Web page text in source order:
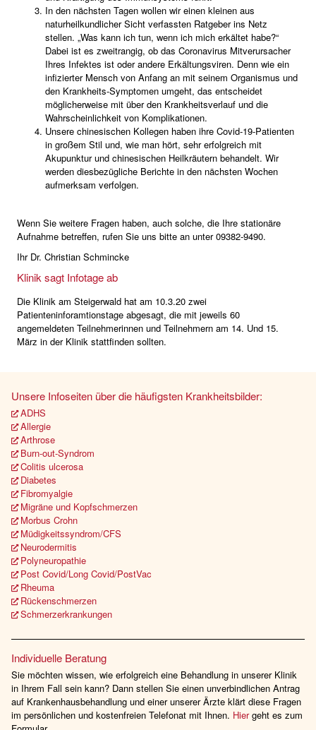
In den nächsten Tagen wollen wir einen kleinen aus
naturheilkundlicher Sicht verfassten Ratgeber ins Netz
stellen. „Was kann ich tun, wenn ich mich erkältet habe?“
Dabei ist es zweitrangig, ob das Coronavirus Mitverursacher
Ihres Infektes ist oder andere Erkältungsviren. Denn wie ein
infizierter Mensch von Anfang an mit seinem Organismus und
den Krankheits-Symptomen umgeht, das entscheidet
möglicherweise mit über den Krankheitsverlauf und die
Wahrscheinlichkeit von Komplikationen.
Unsere chinesischen Kollegen haben ihre Covid-19-Patienten
in großem Stil und, wie man hört, sehr erfolgreich mit
Akupunktur und chinesischen Heilkräutern behandelt. Wir
werden diesbezügliche Berichte in den nächsten Wochen
aufmerksam verfolgen.
Wenn Sie weitere Fragen haben, auch solche, die Ihre stationäre
Aufnahme betreffen, rufen Sie uns bitte an unter 09382-9490.
Ihr Dr. Christian Schmincke
Klinik sagt Infotage ab
Die Klinik am Steigerwald hat am 10.3.20 zwei
Patienteninforamtionstage abgesagt, die mit jeweils 60
angemeldeten Teilnehmerinnen und Teilnehmern am 14. Und 15.
März in der Klinik stattfinden sollten.
Unsere Infoseiten über die häufigsten Krankheitsbilder:
ADHS
Allergie
Arthrose
Burn-out-Syndrom
Colitis ulcerosa
Diabetes
Fibromyalgie
Migräne und Kopfschmerzen
Morbus Crohn
Müdigkeitssyndrom/CFS
Neurodermitis
Polyneuropathie
Post Covid/Long Covid/PostVac
Rheuma
Rückenschmerzen
Schmerzerkrankungen
Individuelle Beratung
Sie möchten wissen, wie erfolgreich eine Behandlung in unserer Klinik
in Ihrem Fall sein kann? Dann stellen Sie einen unverbindlichen Antrag
auf Krankenhausbehandlung und einer unserer Ärzte klärt diese Fragen
im persönlichen und kostenfreien Telefonat mit Ihnen. Hiergeht es zum